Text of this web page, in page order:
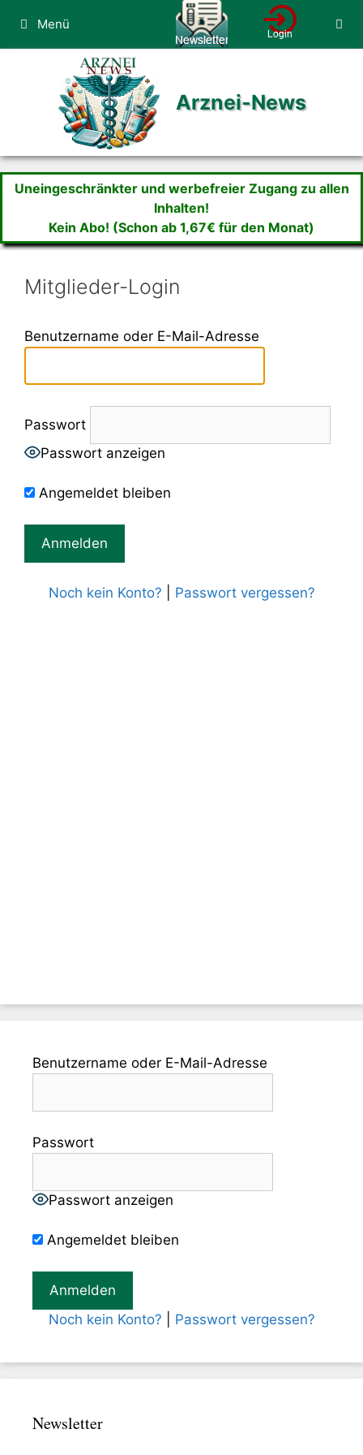
Inhalt
springen
Menü
Arznei-News
Uneingeschränkter und werbefreier Zugang zu allen
Inhalten!
Kein Abo! (Schon ab 1,67€ für den Monat)
Mitglieder-Login
Benutzername oder E-Mail-Adresse
Passwort
Passwort anzeigen
Angemeldet bleiben
Noch kein Konto? Passwort vergessen?
Benutzername oder E-Mail-Adresse
Passwort
Passwort anzeigen
Angemeldet bleiben
Noch kein Konto? Passwort vergessen?
Newsletter